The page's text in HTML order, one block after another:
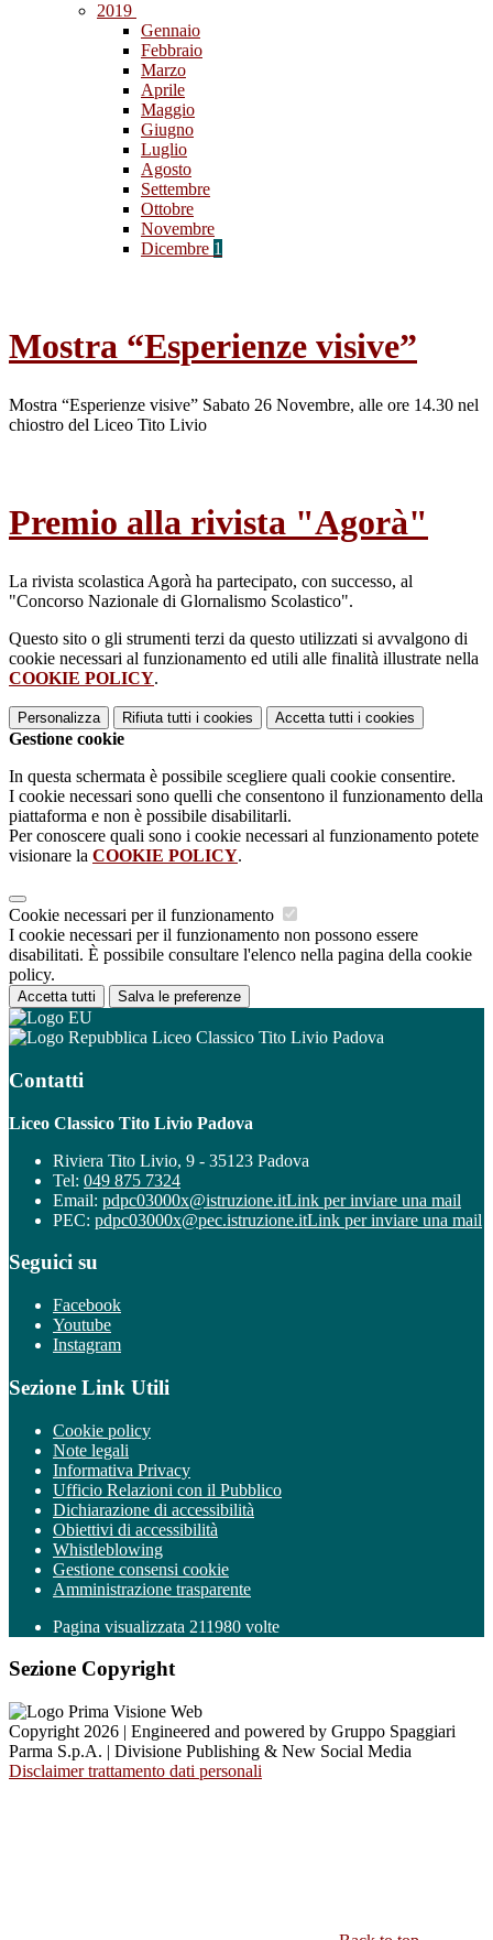
2019
Gennaio
Febbraio
Marzo
Aprile
Maggio
Giugno
Luglio
Agosto
Settembre
Ottobre
Novembre
Dicembre 1
Mostra “Esperienze visive”
Mostra “Esperienze visive” Sabato 26 Novembre, alle ore 14.30 nel
chiostro del Liceo Tito Livio
Premio alla rivista "Agorà"
La rivista scolastica Agorà ha partecipato, con successo, al
"Concorso Nazionale di Glornalismo Scolastico".
Questo sito o gli strumenti terzi da questo utilizzati si avvalgono di
cookie necessari al funzionamento ed utili alle finalità illustrate nella
COOKIE POLICY.
Personalizza Rifiuta tutti i cookies Accetta tutti i cookies
Gestione cookie
In questa schermata è possibile scegliere quali cookie consentire.
I cookie necessari sono quelli che consentono il funzionamento della
piattaforma e non è possibile disabilitarli.
Per conoscere quali sono i cookie necessari al funzionamento potete
visionare la COOKIE POLICY.
Cookie necessari per il funzionamento
I cookie necessari per il funzionamento non possono essere
disabilitati. È possibile consultare l'elenco nella pagina della cookie
policy.
Accetta tutti Salva le preferenze
Liceo Classico Tito Livio Padova
Contatti
Liceo Classico Tito Livio Padova
Riviera Tito Livio, 9 - 35123 Padova
Tel: 049 875 7324
Email: pdpc03000x@istruzione.itLink per inviare una mail
PEC: pdpc03000x@pec.istruzione.itLink per inviare una mail
Seguici su
Facebook
Youtube
Instagram
Sezione Link Utili
Cookie policy
Note legali
Informativa Privacy
Ufficio Relazioni con il Pubblico
Dichiarazione di accessibilità
Obiettivi di accessibilità
Whistleblowing
Gestione consensi cookie
Amministrazione trasparente
Pagina visualizzata 211980 volte
Sezione Copyright
Copyright 2026 | Engineered and powered by Gruppo Spaggiari
Parma S.p.A. | Divisione Publishing & New Social Media
Disclaimer trattamento dati personali